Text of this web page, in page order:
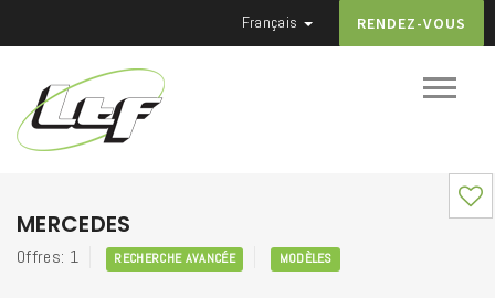
Français RENDEZ-VOUS
MERCEDES
Offres: 1 RECHERCHE AVANCÉE MODÈLES